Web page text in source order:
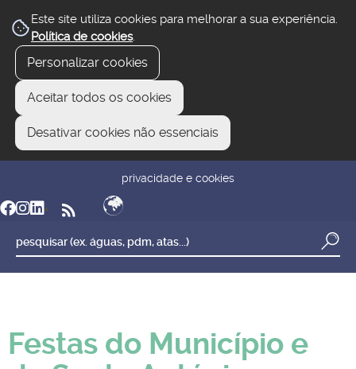
Este site utiliza cookies para melhorar a sua experiência.
Política de cookies.
Personalizar cookies
Aceitar todos os cookies
Desativar cookies não essenciais
privacidade e cookies
Festas do Município e